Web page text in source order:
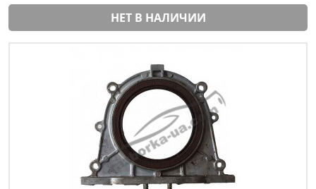
НЕТ В НАЛИЧИИ